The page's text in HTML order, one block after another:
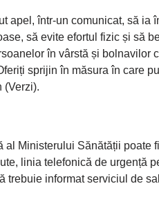
apel, într-un comunicat, să ia
să evite efortul fizic și să
în vârstă și bolnavilor
sprijin în măsura în care
(Verzi).
al Ministerului Sănătății poate
linia telefonică de urgență
trebuie informat serviciul de